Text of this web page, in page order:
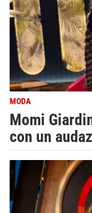
MODA
Momi
con un